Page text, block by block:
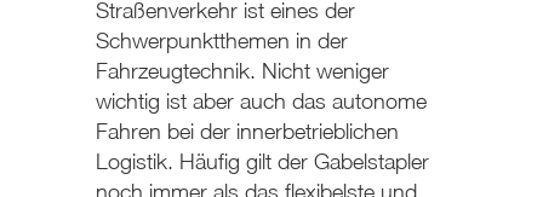
Straßenverkehr ist eines der
Schwerpunktthemen in der
Fahrzeugtechnik. Nicht weniger
wichtig ist aber auch das autonome
Fahren bei der innerbetrieblichen
Logistik. Häufig gilt der Gabelstapler
noch immer als das flexibelste und